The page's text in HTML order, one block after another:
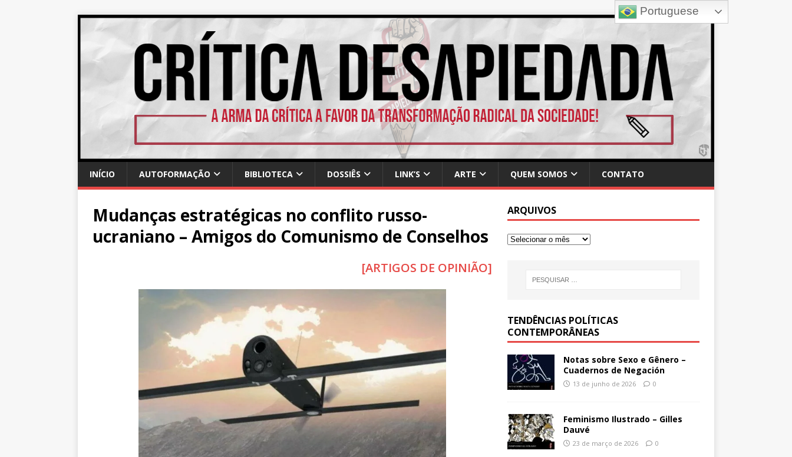
INÍCIO AUTOFORMAÇÃO BIBLIOTECA DOSSIÊS LINK’S ARTE QUEM SOMOS CONTATO
Mudanças estratégicas no conflito russo-
ucraniano – Amigos do Comunismo de Conselhos
[ARTIGOS DE OPINIÃO]
ARQUIVOS
TENDÊNCIAS POLÍTICAS
CONTEMPORÂNEAS
Notas sobre Sexo e Gênero –
Cuadernos de Negación
13 de junho de 2026 0
Feminismo Ilustrado – Gilles
Dauvé
23 de março de 2026 0
Portuguese